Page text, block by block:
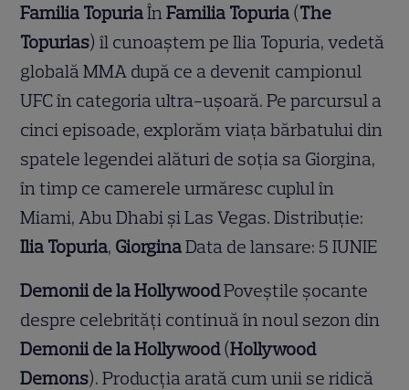
Familia TopuriaÎnFamilia Topuria (The
Topurias) îl cunoaștem pe Ilia Topuria, vedetă
globală MMA după ce a devenit campionul
UFC în categoria ultra-ușoară. Pe parcursul a
cinci episoade, explorăm viața bărbatului din
spatele legendei alături de soția sa Giorgina,
în timp ce camerele urmăresc cuplul în
Miami, Abu Dhabi și Las Vegas. Distribuție:
Ilia Topuria, GiorginaData de lansare: 5 IUNIE
Demonii de la HollywoodPoveștile șocante
despre celebrități continuă în noul sezon din
Demonii de la Hollywood(Hollywood
Demons). Producția arată cum unii se ridică